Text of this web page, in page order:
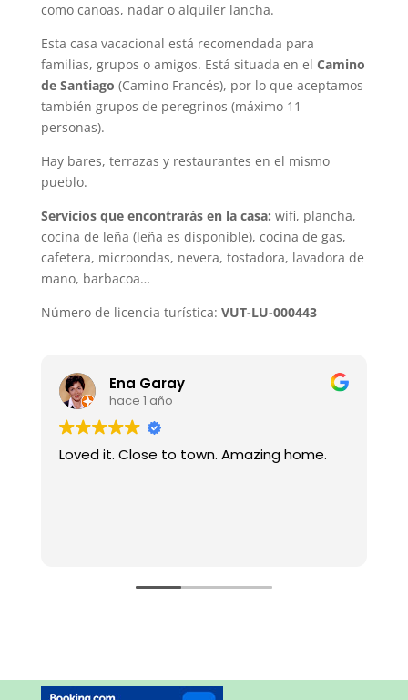
como canoas, nadar o alquiler lancha.
Esta casa vacacional está recomendada para
familias, grupos o amigos. Está situada en el Camino
de Santiago (Camino Francés), por lo que aceptamos
también grupos de peregrinos (máximo 11
personas).
Hay bares, terrazas y restaurantes en el mismo
pueblo.
Servicios que encontrarás en la casa: wifi, plancha,
cocina de leña (leña es disponible), cocina de gas,
cafetera, microondas, nevera, tostadora, lavadora de
mano, barbacoa…
Número de licencia turística: VUT-LU-000443
Ena Garay
hace 1 año
Loved it. Close to town. Amazing home.